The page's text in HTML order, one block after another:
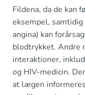
Fildena, da de kan
eksempel,
angina) kan
blodtrykket. Andre
interaktioner,
og HIV-medicin.
at lægen